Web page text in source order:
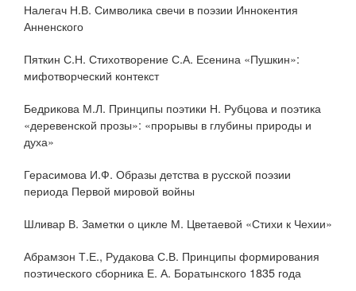
Налегач Н.В. Символика свечи в поэзии Иннокентия
Анненского
Пяткин С.Н. Стихотворение С.А. Есенина «Пушкин»:
мифотворческий контекст
Бедрикова М.Л. Принципы поэтики Н. Рубцова и поэтика
«деревенской прозы»: «прорывы в глубины природы и
духа»
Герасимова И.Ф. Образы детства в русской поэзии
периода Первой мировой войны
Шливар В. Заметки о цикле М. Цветаевой «Стихи к Чехии»
Абрамзон Т.Е., Рудакова С.В. Принципы формирования
поэтического сборника Е. А. Боратынского 1835 года